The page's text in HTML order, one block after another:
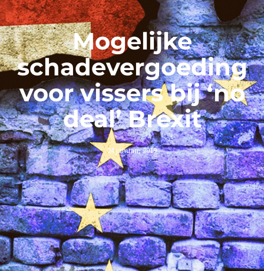
Mogelijke
schadevergoeding
voor vissers bij ‘no
deal’ Brexit
24 januari, 2019